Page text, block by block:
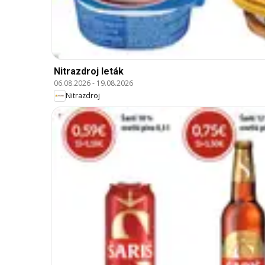
Nitrazdroj leták
06.08.2026- 19.08.2026
Nitrazdroj